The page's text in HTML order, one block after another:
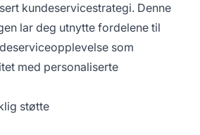
kundeservicestrategi. Denne
lar deg utnytte fordelene til
som
med personaliserte
støtte